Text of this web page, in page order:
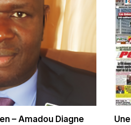
– Amadou Diagne